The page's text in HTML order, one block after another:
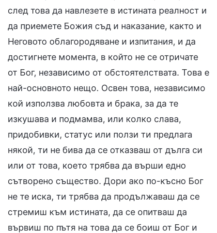
след това да навлезете в истината реалност и
да приемете Божия съд и наказание, както и
Неговото облагородяване и изпитания, и да
достигнете момента, в който не се отричате
от Бог, независимо от обстоятелствата. Това е
най-основното нещо. Освен това, независимо
кой използва любовта и брака, за да те
изкушава и подмамва, или колко слава,
придобивки, статус или ползи ти предлага
някой, ти не бива да се отказваш от дълга си
или от това, което трябва да върши едно
сътворено същество. Дори ако по-късно Бог
не те иска, ти трябва да продължаваш да се
стремиш към истината, да се опитваш да
вървиш по пътя на това да се боиш от Бог и